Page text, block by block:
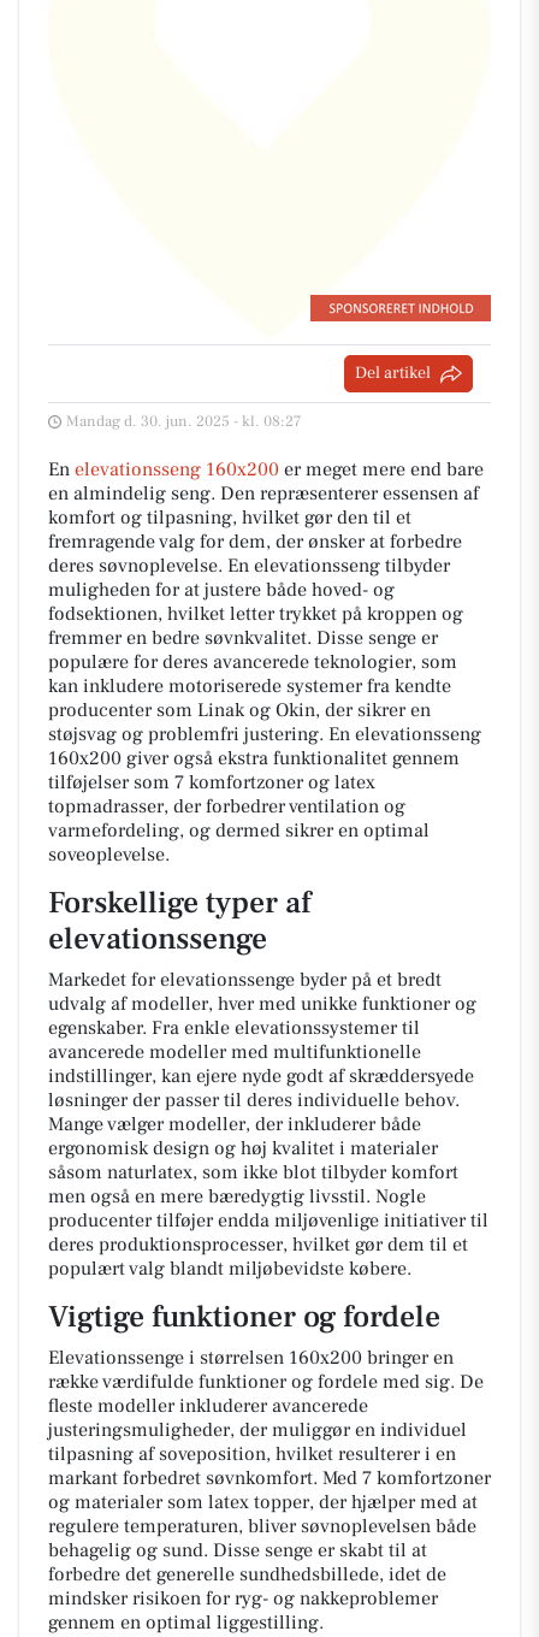
Del artikel
Mandag d. 30. jun. 2025 - kl. 08:27
En elevationsseng 160x200 er meget mere end bare
en almindelig seng. Den repræsenterer essensen af
komfort og tilpasning, hvilket gør den til et
fremragende valg for dem, der ønsker at forbedre
deres søvnoplevelse. En elevationsseng tilbyder
muligheden for at justere både hoved- og
fodsektionen, hvilket letter trykket på kroppen og
fremmer en bedre søvnkvalitet. Disse senge er
populære for deres avancerede teknologier, som
kan inkludere motoriserede systemer fra kendte
producenter som Linak og Okin, der sikrer en
støjsvag og problemfri justering. En elevationsseng
160x200 giver også ekstra funktionalitet gennem
tilføjelser som 7 komfortzoner og latex
topmadrasser, der forbedrer ventilation og
varmefordeling, og dermed sikrer en optimal
soveoplevelse.
Forskellige typer af
elevationssenge
Markedet for elevationssenge byder på et bredt
udvalg af modeller, hver med unikke funktioner og
egenskaber. Fra enkle elevationssystemer til
avancerede modeller med multifunktionelle
indstillinger, kan ejere nyde godt af skræddersyede
løsninger der passer til deres individuelle behov.
Mange vælger modeller, der inkluderer både
ergonomisk design og høj kvalitet i materialer
såsom naturlatex, som ikke blot tilbyder komfort
men også en mere bæredygtig livsstil. Nogle
producenter tilføjer endda miljøvenlige initiativer til
deres produktionsprocesser, hvilket gør dem til et
populært valg blandt miljøbevidste købere.
Vigtige funktioner og fordele
Elevationssenge i størrelsen 160x200 bringer en
række værdifulde funktioner og fordele med sig. De
fleste modeller inkluderer avancerede
justeringsmuligheder, der muliggør en individuel
tilpasning af soveposition, hvilket resulterer i en
markant forbedret søvnkomfort. Med 7 komfortzoner
og materialer som latex topper, der hjælper med at
regulere temperaturen, bliver søvnoplevelsen både
behagelig og sund. Disse senge er skabt til at
forbedre det generelle sundhedsbillede, idet de
mindsker risikoen for ryg- og nakkeproblemer
gennem en optimal liggestilling.